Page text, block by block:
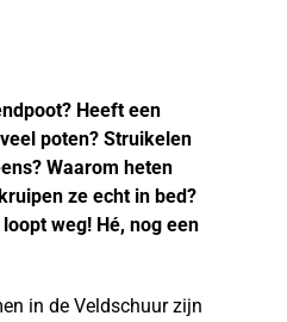
Heeft een
poten? Struikelen
Waarom heten
ze echt in bed?
weg! Hé, nog een
in de Veldschuur zijn